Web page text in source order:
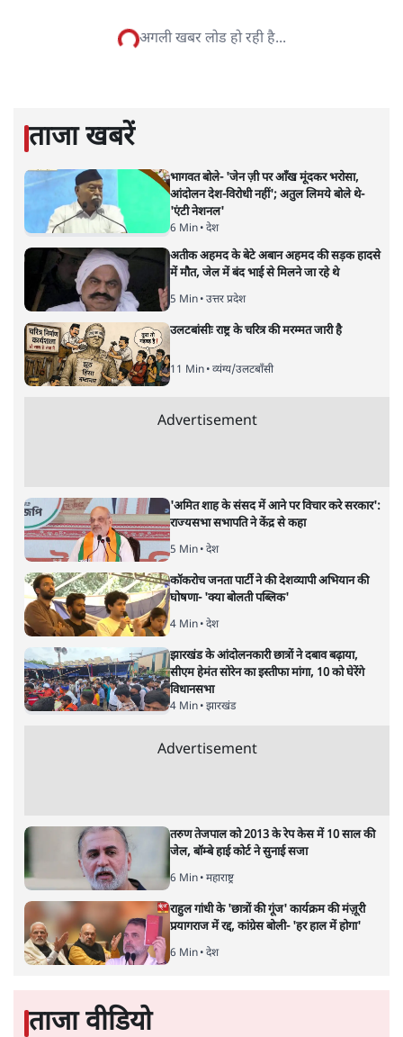
सत्य हिन्दी ऐपडाउनलोड करें
पवन उप्रेती
पवन उप्रेतीकी और स्टोरी पढ़ें
अगली खबर लोड हो रही है...
ताजा खबरें
भागवत बोले- 'जेन ज़ी पर आँख मूंदकर भरोसा,
अतीक अहमद के बेटे अबान अहमद की सड़क हादसे
में मौत, जेल में बंद भाई से मिलने जा रहे थे
5 Min• उत्तर प्रदेश
उलटबांसीः राष्ट्र के चरित्र की मरम्मत जारी है
11 Min •व्यंग्य/उलटबाँसी
Advertisement
'अमित शाह के संसद में आने पर विचार करे सरकार':
कॉकरोच जनता पार्टी ने की देशव्यापी अभियान की
घोषणा- 'क्या बोलती पब्लिक'
4 Min• देश
झारखंड के आंदोलनकारी छात्रों ने दबाव बढ़ाया,
सीएम हेमंत सोरेन का इस्तीफा मांगा, 10 को घेरेंगे
4 Min• झारखंड